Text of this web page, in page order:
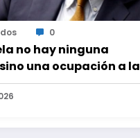
0
no hay ninguna
una ocupación a la